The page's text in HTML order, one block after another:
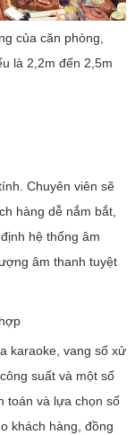
của căn phòng,
là 2,2m đến 2,5m
Chuyên viên sẽ
hàng dễ nắm bắt,
hệ thống âm
âm thanh tuyệt
karaoke, vang số xử
suất và một số
toán và lựa chọn số
khách hàng, đồng